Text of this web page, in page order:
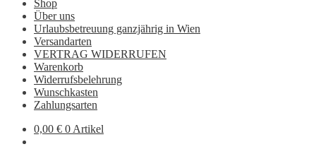
Shop
Über uns
Urlaubsbetreuung ganzjährig in Wien
Versandarten
VERTRAG WIDERRUFEN
Warenkorb
Widerrufsbelehrung
Wunschkasten
Zahlungsarten
0,00 € 0 Artikel